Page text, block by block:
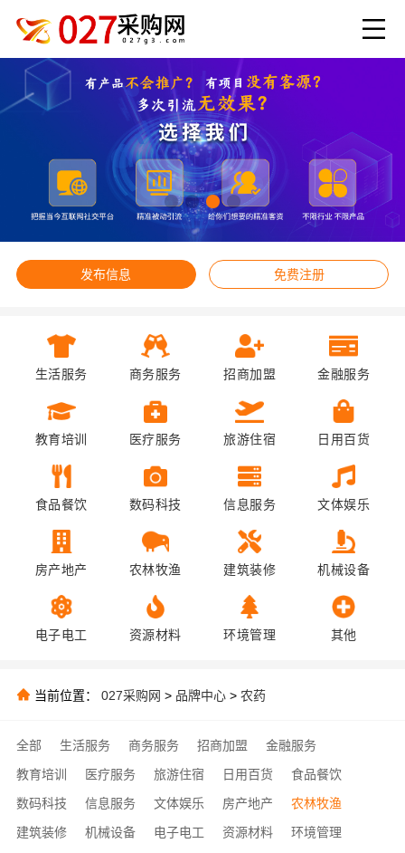
发布信息 免费注册
生活服务 商务服务 招商加盟 金融服务
教育培训 医疗服务 旅游住宿 日用百货
食品餐饮 数码科技 信息服务 文体娱乐
房产地产 农林牧渔 建筑装修 机械设备
电子电工 资源材料 环境管理 其他
当前位置： 027采购网 > 品牌中心 > 农药
全部 生活服务 商务服务 招商加盟
金融服务
教育培训
医疗服务 旅游住宿 日用百货
食品餐饮
数码科技
信息服务 文体娱乐 房产地产
农林牧渔
建筑装修
机械设备 电子电工 资源材料
环境管理